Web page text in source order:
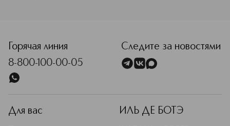
Горячая линия
8-800-100-00-05
Следите за новостями
Для вас ИЛЬ ДЕ БОТЭ